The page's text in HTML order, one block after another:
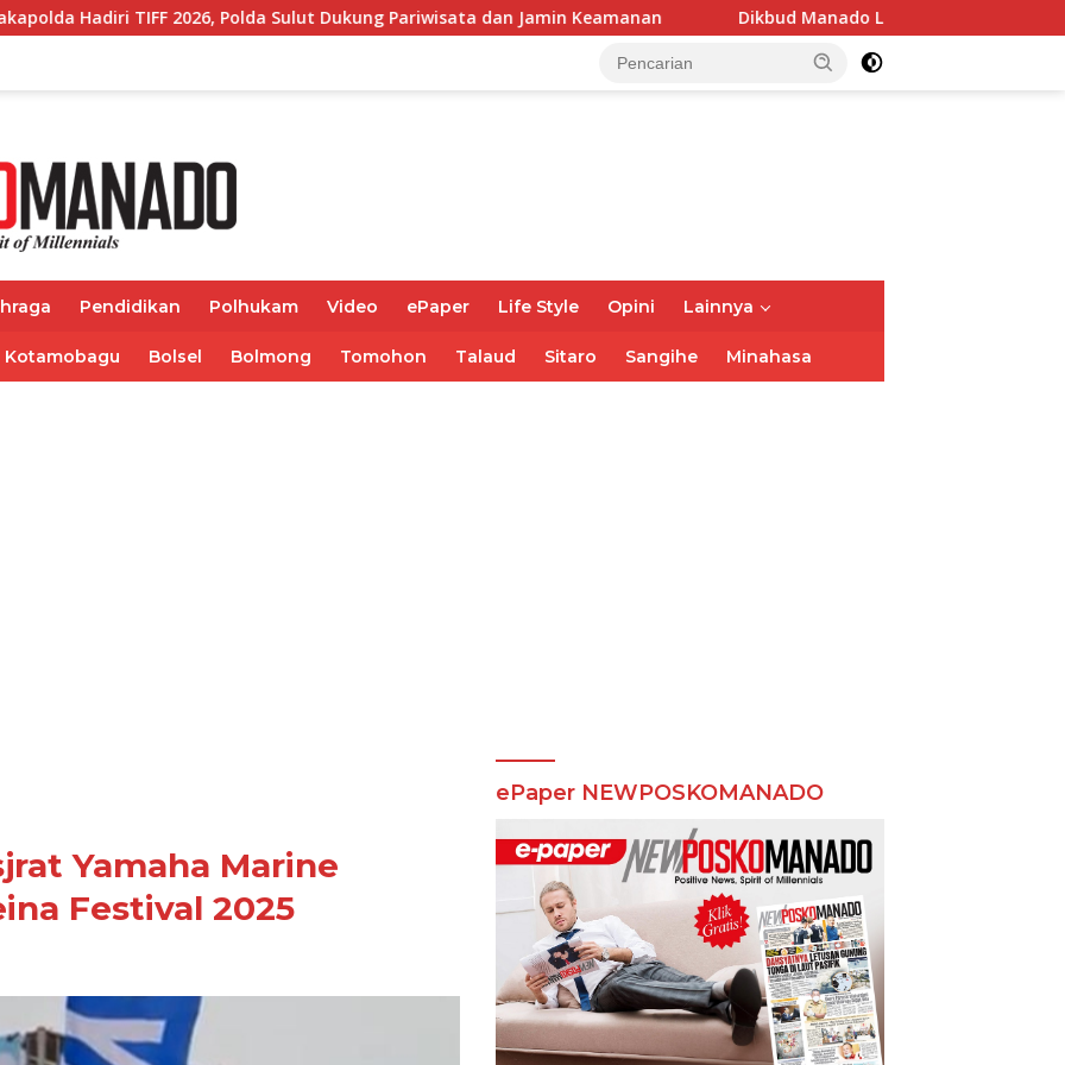
Sulut Dukung Pariwisata dan Jamin Keamanan Dikbud Manado Lakukan Soft Launching Aplikasi SI KANGGURU
Pendidikan Polhukam Video ePaper Life Style Opini Lainnya
Kotamobagu Bolsel Bolmong Tomohon Talaud Sitaro Sangihe Minahasa
Yamaha Marine
Festival 2025
ePaper NEWPOSKOMANADO